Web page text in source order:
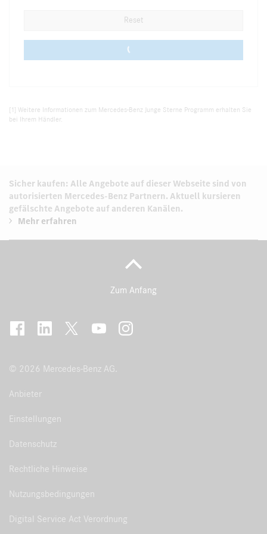
Reset
0 vehicles
[1] Weitere Informationen zum Mercedes-Benz Junge Sterne Programm erhalten Sie
bei Ihrem Händler.
Sicher kaufen: Alle Angebote auf dieser Webseite sind von
autorisierten Mercedes-Benz Partnern. Aktuell kursieren
gefälschte Angebote auf anderen Kanälen.
Mehr erfahren
Zum Anfang
© 2026 Mercedes-Benz AG.
Anbieter
Einstellungen
Datenschutz
Rechtliche Hinweise
Nutzungsbedingungen
Digital Service Act Verordnung